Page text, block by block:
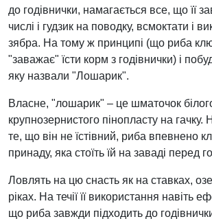
до годівнички, намагається все, що її
числі i гудзик на поводку, всмоктати i
зябра. На тому ж принципі (що риба
"заважає" їсти корм з годівнички) і
яку назвали "Лошарик".
Власне, "лошарик" – це шматочок
крупнозернистого пінопласту на
те, що він не їстівний, риба впевнено
принаду, яка стоїть їй на заваді перед
Ловлять на цю снасть як на ставках,
ріках. На течії її використання навіть
що риба завжди підходить до годівнички